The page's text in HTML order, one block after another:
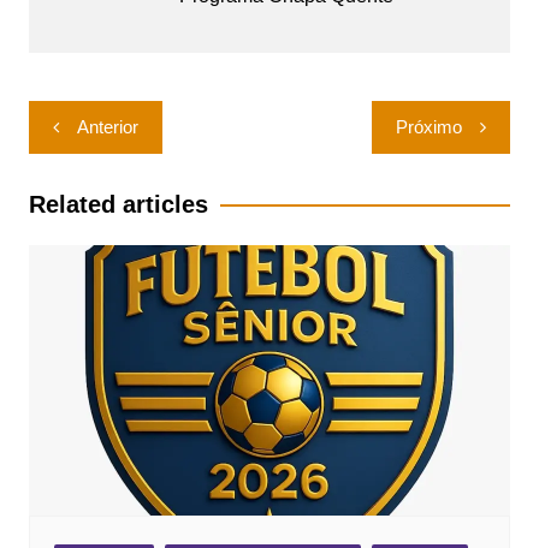
Navegação
de
Post
Anterior Próximo
Related articles